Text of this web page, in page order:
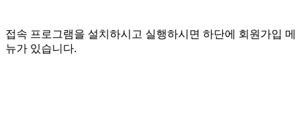
접속 프로그램을 설치하시고 실행하시면 하단에 회원가입 메
뉴가 있습니다.